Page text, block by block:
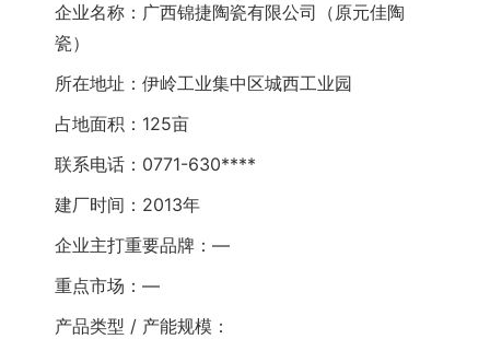
企业名称：广西锦捷陶瓷有限公司（原元佳陶
瓷）
所在地址：伊岭工业集中区城西工业园
占地面积：125亩
联系电话：0771-630****
建厂时间：2013年
企业主打重要品牌：—
重点市场：—
产品类型 / 产能规模：